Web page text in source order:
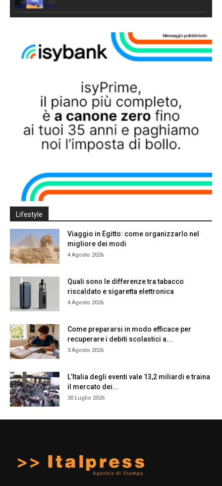
Lifestyle
Viaggio in Egitto: come organizzarlo nel
migliore dei modi
4 Agosto 2026
Quali sono le differenze tra tabacco
riscaldato e sigaretta elettronica
4 Agosto 2026
Come prepararsi in modo efficace per
recuperare i debiti scolastici a...
3 Agosto 2026
L’Italia degli eventi vale 13,2 miliardi e traina
il mercato dei...
30 Luglio 2026